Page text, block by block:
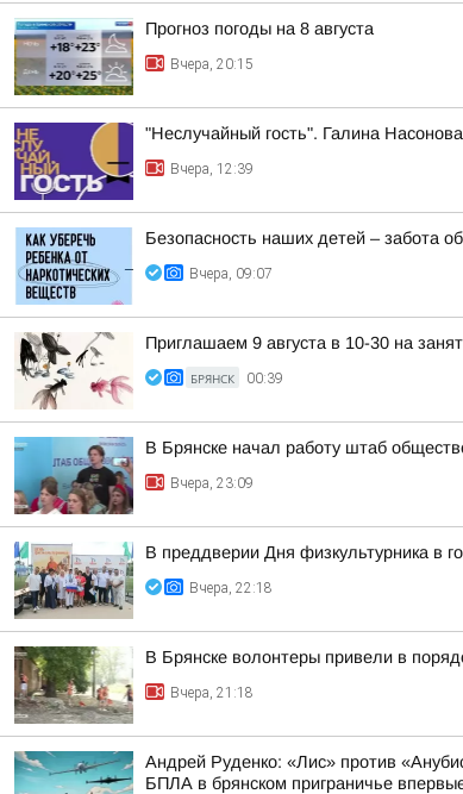
Прогноз погоды на 8 августа
Вчера, 20:15
"Неслучайный гость". Галина Насонова
Вчера, 12:39
Безопасность наших детей – забота
Вчера, 09:07
Приглашаем 9 августа в 10-30 на
БРЯНСК 00:39
В Брянске начал работу штаб
Вчера, 23:09
В преддверии Дня физкультурника в
Вчера, 22:18
В Брянске волонтеры привели в
Вчера, 21:18
Андрей Руденко: «Лис» против
БПЛА в брянском приграничье